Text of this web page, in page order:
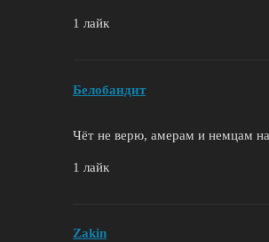
1 лайк
Белобандит
Чёт не верю, амерам и немцам
1 лайк
Zakin